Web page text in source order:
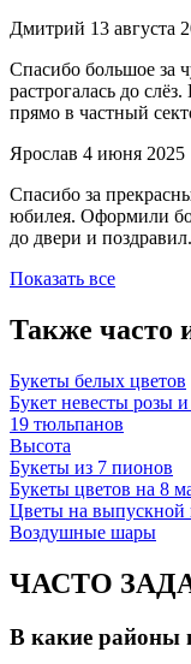
Дмитрий 13 августа
Спасибо большое за
растрогалась до
прямо в частный
Ярослав 4 июня 2025
Спасибо за
юбилея. Оформили
до двери и
Показать все
Также часто
Букеты белых цветов
Букет невесты розы
19 тюльпанов
Высота
Букеты из 7 пионов
Букеты цветов на 8
Цветы на выпускной
Воздушные шары
ЧАСТО
В какие районы